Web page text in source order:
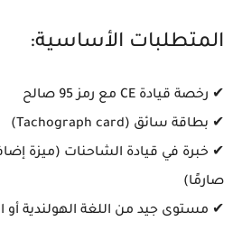
المتطلبات الأساسية:
✔ رخصة قيادة CE مع رمز 95 صالح
✔ بطاقة سائق (Tachograph card)
✔ خبرة في قيادة الشاحنات (ميزة
صارمًا)
✔ مستوى جيد من اللغة الهولندية أو